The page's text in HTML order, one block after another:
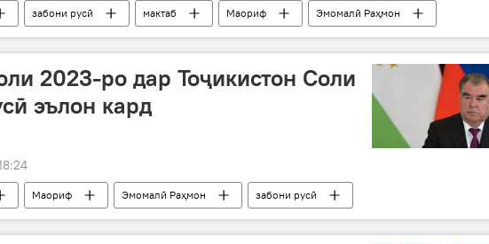
забони русӣ мактаб Маориф
Эмомалӣ Раҳмон
2023-ро дар Тоҷикистон Соли
эълон кард
Маориф Эмомалӣ Раҳмон забони русӣ